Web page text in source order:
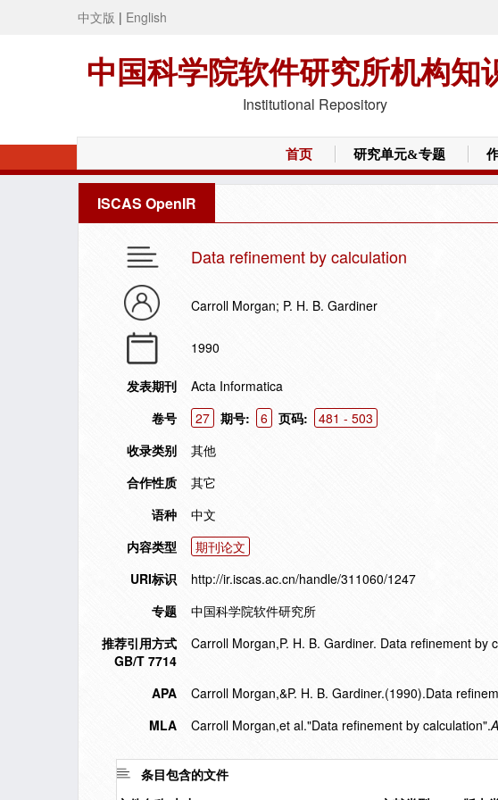
中文版 | English
中国科学院软件研究所机构知
Institutional Repository
首页 研究单元&专题
ISCAS OpenIR
Data refinement by calculation
Carroll Morgan; P. H. B. Gardiner
1990
发表期刊
Acta Informatica
卷号
27 期号: 6 页码:
481 - 503
收录类别
其他
合作性质
其它
语种
中文
内容类型
期刊论文
URI标识
http://ir.iscas.ac.cn/handle/311060/1247
专题
中国科学院软件研究所
推荐引用方式
GB/T 7714
Carroll Morgan,P. H. B. Gardiner. Data refinement
APA Carroll Morgan,&P. H. B. Gardiner.(1990).Data
MLA
Carroll Morgan,et al."Data refinement by calculation".
条目包含的文件